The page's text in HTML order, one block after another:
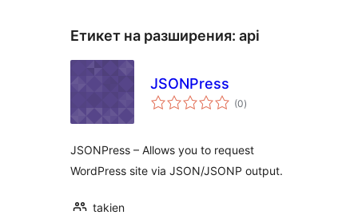
Етикет на разширения: api
JSONPress
(0общо
оценки
)
JSONPress – Allows you to request
WordPress site via JSON/JSONP output.
takien